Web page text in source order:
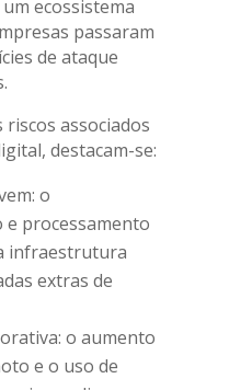
ecossistema
passaram
de ataque
associados
destacam-se:
o
processamento
infraestrutura
extras de
o aumento
e o uso de